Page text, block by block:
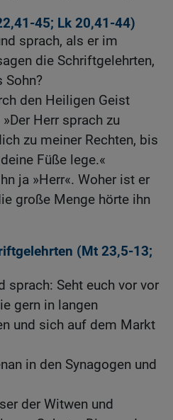
45; Lk 20,41-44)
sprach, als er im
die Schriftgelehrten,
Sohn?
den Heiligen Geist
Herr sprach zu
zu meiner Rechten, bis
Füße lege.«
ja »Herr«. Woher ist er
große Menge hörte ihn
(Mt 23,5-13;
sprach: Seht euch vor vor
gern in langen
und sich auf dem Markt
in den Synagogen und
der Witwen und